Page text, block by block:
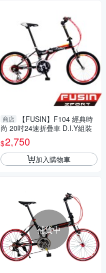
商店
【FUSIN】F104 經典時
尚 20吋24速折疊車 D.I.Y組裝
$2,750
加入購物車
補貨中